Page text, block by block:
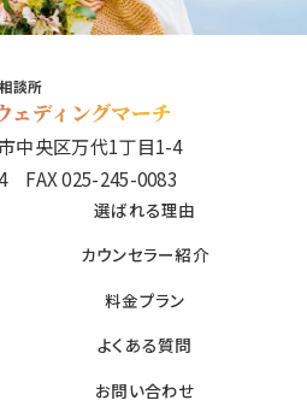
中央区万代1丁目1-4
FAX 025-245-0083
選ばれる理由
カウンセラー紹介
料金プラン
よくある質問
お問い合わせ